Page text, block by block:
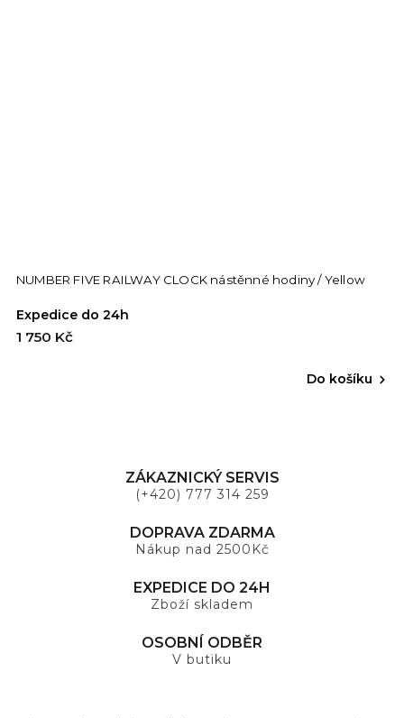
NUMBER FIVE RAILWAY CLOCK nástěnné hodiny / Yellow
Expedice do 24h
1 750 Kč
Do košíku
ZÁKAZNICKÝ SERVIS
(+420) 777 314 259
DOPRAVA ZDARMA
Nákup nad 2500Kč
EXPEDICE DO 24H
Zboží skladem
OSOBNÍ ODBĚR
V butiku